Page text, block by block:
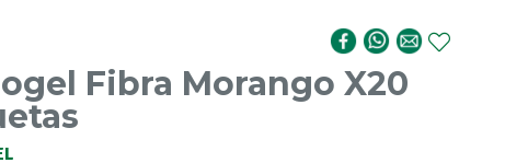
Fibra Morango X20